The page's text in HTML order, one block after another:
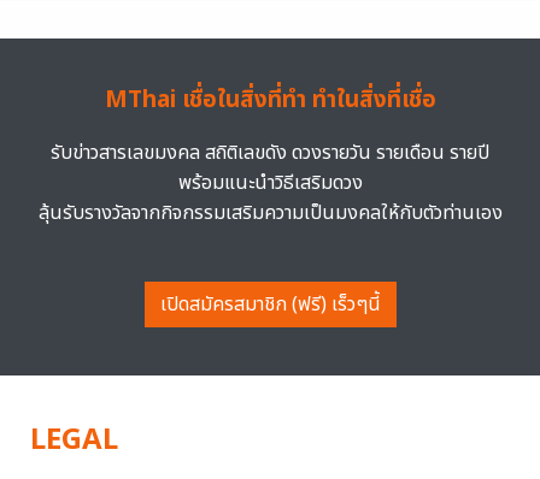
MThai เชื่อในสิ่งที่ทำ ทำในสิ่งที่เชื่อ
รับข่าวสารเลขมงคล สถิติเลขดัง ดวงรายวัน รายเดือน รายปี
พร้อมแนะนำวิธีเสริมดวง
ลุ้นรับรางวัลจากกิจกรรมเสริมความเป็นมงคลให้กับตัวท่านเอง
เปิดสมัครสมาชิก (ฟรี) เร็วๆนี้
LEGAL